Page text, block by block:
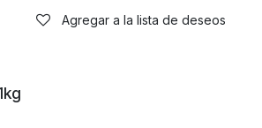
Agregar a la lista de deseos